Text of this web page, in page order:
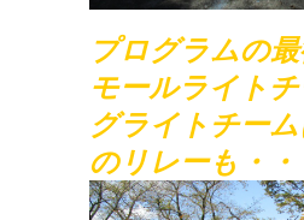
プログラムの
モールライト
グライトチー
のリレーも・・